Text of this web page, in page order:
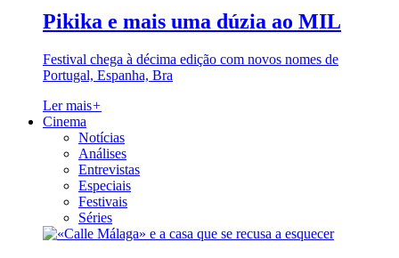
Pikika e mais uma dúzia ao MIL
Festival chega à décima edição com novos nomes de
Portugal, Espanha, Bra
Ler mais+
Cinema
Notícias
Análises
Entrevistas
Especiais
Festivais
Séries